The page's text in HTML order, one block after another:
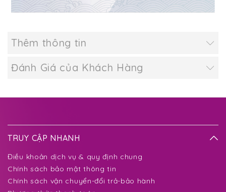
Thêm thông tin
Đánh Giá của Khách Hàng
TRUY CẬP NHANH
Điều khoản dịch vụ & quy định chung
Chính sách bảo mật thông tin
Chính sách vận chuyển-đổi trả-bảo hành